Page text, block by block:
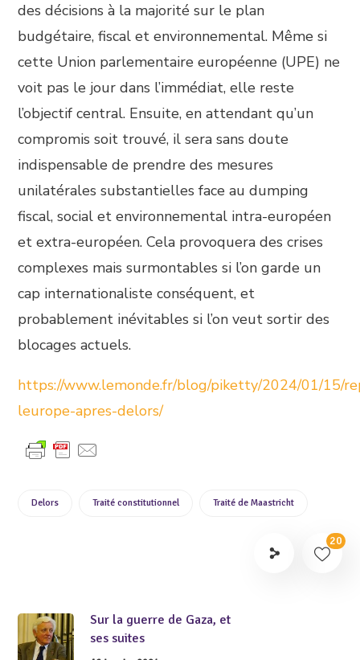
des décisions à la majorité sur le plan
budgétaire, fiscal et environnemental. Même si
cette Union parlementaire européenne (UPE) ne
voit pas le jour dans l’immédiat, elle reste
l’objectif central. Ensuite, en attendant qu’un
compromis soit trouvé, il sera sans doute
indispensable de prendre des mesures
unilatérales substantielles face au dumping
fiscal, social et environnemental intra-européen
et extra-européen. Cela provoquera des crises
complexes mais surmontables si l’on garde un
cap internationaliste conséquent, et
probablement inévitables si l’on veut sortir des
blocages actuels.
https://www.lemonde.fr/blog/piketty/2024/01/15/
leurope-apres-delors/
Delors Traité constitutionnel Traité de Maastricht
20
Sur la guerre de Gaza, et
ses suites